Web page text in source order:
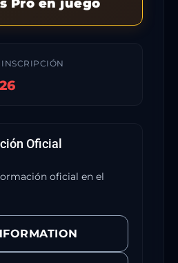
Pro en juego
Oficial
oficial en el